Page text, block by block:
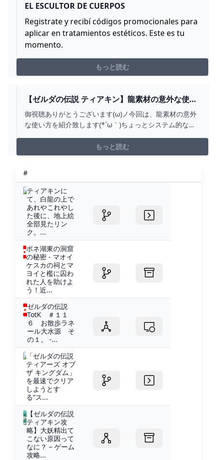
EL ESCULTOR DE CUERPOS
Registrate y recibí códigos promocionales para
aplicar en tratamientos estéticos. Este es tu
momento.
もっと読む
【ゼルダの伝説 ティアキン】龍素材の意外な使い
方( *´艸｀) - YOUTUBE
御視聴ありがとうございます(ω)ノ今回は、龍素材の意外
な使い方を紹介致します(*´ω｀)ちょっとシステム的な部
なと思い編集、投稿致しました(;´∀｀)何か面白い事を自分
で考えて見たかったのですが、考えて考えて閃きません
もっと読む
#
ティアキンに
て、白龍の上で
あれやこれやし
た後に、地上絵
全部見たリン
ク。...
ボネ湖東の洞窟
の秘密 - マオイ
ケスカの祠とマ
ヨイと檻に囚わ
れた人を助けよ
う！近...
ゼルダの伝説
TotK ＃１１
６ お散歩ラネ
ール大水源 そ
の１。 -...
「ゼルダの伝説
ティアーズ オブ
ザ キングダム」
を最速でクリア
しようとす
る“ス...
【ゼルダの伝説
ティアキン攻
略】大妖精出て
こない原因って
なに？ – ゲーム
攻略...